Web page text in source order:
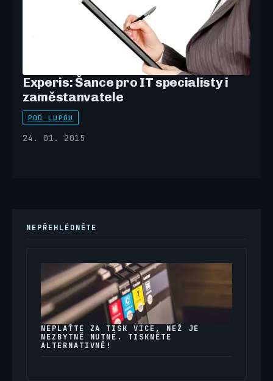
Experis: Šance pro IT specialisty i
zaměstanvatele
POD LUPOU
24. 01. 2015
NEPŘEHLÉDNĚTE
NEPLAŤTE ZA TISK VÍCE, NEŽ JE
NEZBYTNĚ NUTNÉ. TISKNĚTE
ALTERNATIVNĚ!